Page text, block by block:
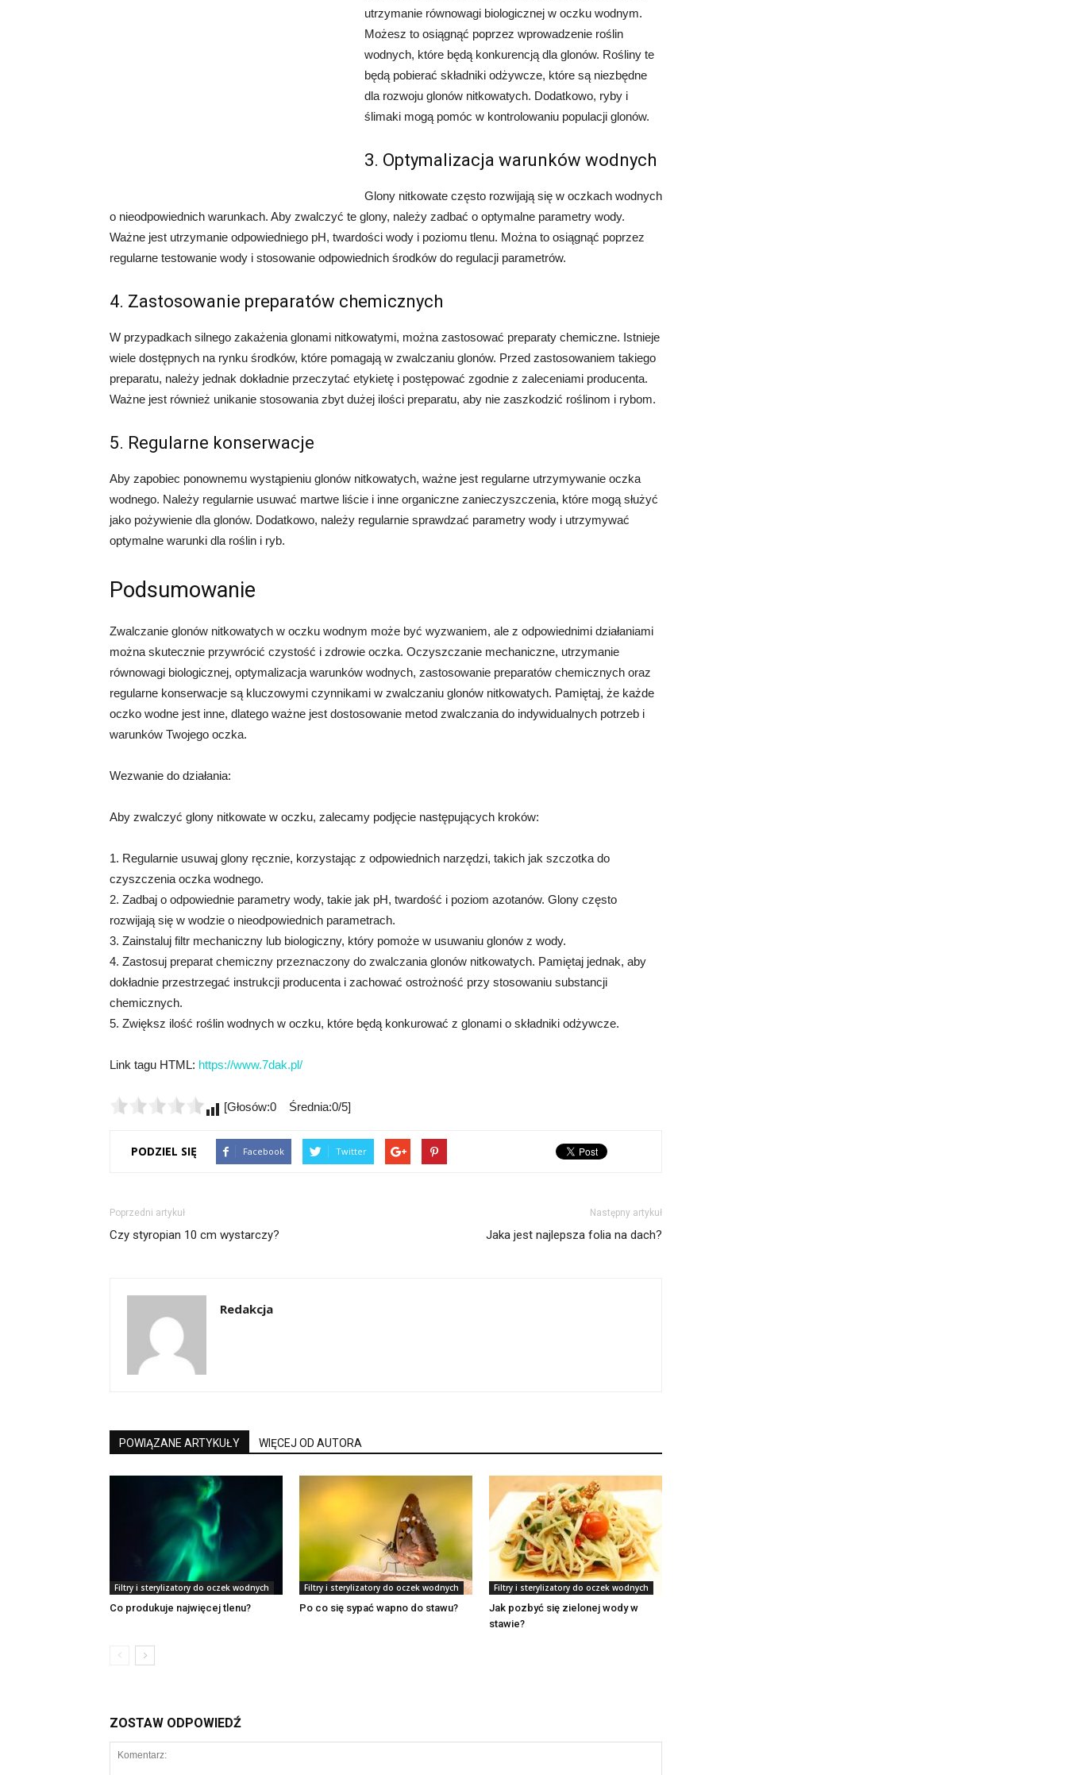
utrzymanie równowagi biologicznej w oczku wodnym.
Możesz to osiągnąć poprzez wprowadzenie roślin
wodnych, które będą konkurencją dla glonów. Rośliny te
będą pobierać składniki odżywcze, które są niezbędne
dla rozwoju glonów nitkowatych. Dodatkowo, ryby i
ślimaki mogą pomóc w kontrolowaniu populacji glonów.
3. Optymalizacja warunków wodnych
Glony nitkowate często rozwijają się w oczkach wodnych
o nieodpowiednich warunkach. Aby zwalczyć te glony, należy zadbać o optymalne parametry wody.
Ważne jest utrzymanie odpowiedniego pH, twardości wody i poziomu tlenu. Można to osiągnąć poprzez
regularne testowanie wody i stosowanie odpowiednich środków do regulacji parametrów.
4. Zastosowanie preparatów chemicznych
W przypadkach silnego zakażenia glonami nitkowatymi, można zastosować preparaty chemiczne. Istnieje
wiele dostępnych na rynku środków, które pomagają w zwalczaniu glonów. Przed zastosowaniem takiego
preparatu, należy jednak dokładnie przeczytać etykietę i postępować zgodnie z zaleceniami producenta.
Ważne jest również unikanie stosowania zbyt dużej ilości preparatu, aby nie zaszkodzić roślinom i rybom.
5. Regularne konserwacje
Aby zapobiec ponownemu wystąpieniu glonów nitkowatych, ważne jest regularne utrzymywanie oczka
wodnego. Należy regularnie usuwać martwe liście i inne organiczne zanieczyszczenia, które mogą służyć
jako pożywienie dla glonów. Dodatkowo, należy regularnie sprawdzać parametry wody i utrzymywać
optymalne warunki dla roślin i ryb.
Podsumowanie
Zwalczanie glonów nitkowatych w oczku wodnym może być wyzwaniem, ale z odpowiednimi działaniami
można skutecznie przywrócić czystość i zdrowie oczka. Oczyszczanie mechaniczne, utrzymanie
równowagi biologicznej, optymalizacja warunków wodnych, zastosowanie preparatów chemicznych oraz
regularne konserwacje są kluczowymi czynnikami w zwalczaniu glonów nitkowatych. Pamiętaj, że każde
oczko wodne jest inne, dlatego ważne jest dostosowanie metod zwalczania do indywidualnych potrzeb i
warunków Twojego oczka.
Wezwanie do działania:
Aby zwalczyć glony nitkowate w oczku, zalecamy podjęcie następujących kroków:
1. Regularnie usuwaj glony ręcznie, korzystając z odpowiednich narzędzi, takich jak szczotka do
czyszczenia oczka wodnego.
2. Zadbaj o odpowiednie parametry wody, takie jak pH, twardość i poziom azotanów. Glony często
rozwijają się w wodzie o nieodpowiednich parametrach.
3. Zainstaluj filtr mechaniczny lub biologiczny, który pomoże w usuwaniu glonów z wody.
4. Zastosuj preparat chemiczny przeznaczony do zwalczania glonów nitkowatych. Pamiętaj jednak, aby
dokładnie przestrzegać instrukcji producenta i zachować ostrożność przy stosowaniu substancji
chemicznych.
5. Zwiększ ilość roślin wodnych w oczku, które będą konkurować z glonami o składniki odżywcze.
Link tagu HTML: https://www.7dak.pl/
[Głosów:0 Średnia:0/5]
PODZIEL SIĘ Facebook Twitter
Poprzedni artykuł
Czy styropian 10 cm wystarczy?
Następny artykuł
Jaka jest najlepsza folia na dach?
Redakcja
POWIĄZANE ARTYKUŁY WIĘCEJ OD AUTORA
Filtry i sterylizatory do oczek wodnych
Co produkuje najwięcej tlenu?
Filtry i sterylizatory do oczek wodnych
Po co się sypać wapno do stawu?
Filtry i sterylizatory do oczek wodnych
Jak pozbyć się zielonej wody w
stawie?
ZOSTAW ODPOWIEDŹ